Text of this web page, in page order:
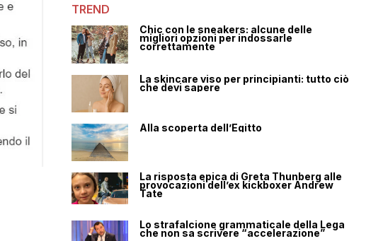
TREND
Chic con le sneakers: alcune delle
migliori opzioni per indossarle
correttamente
La skincare viso per principianti: tutto ciò
che devi sapere
Alla scoperta dell’Egitto
La risposta epica di Greta Thunberg alle
provocazioni dell’ex kickboxer Andrew
Tate
Lo strafalcione grammaticale della Lega
che non sa scrivere “accelerazione”